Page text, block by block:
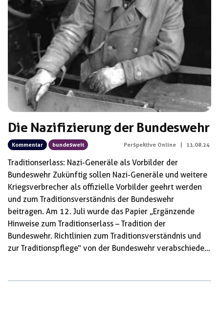
Die Nazifizierung der Bundeswehr
Kommentar bundesweit Perspektive Online | 11.08.24
Traditionserlass: Nazi-Generäle als Vorbilder der
Bundeswehr Zukünftig sollen Nazi-Generäle und weitere
Kriegsverbrecher als offizielle Vorbilder geehrt werden
und zum Traditionsverständnis der Bundeswehr
beitragen. Am 12. Juli wurde das Papier „Ergänzende
Hinweise zum Traditionserlass – Tradition der
Bundeswehr. Richtlinien zum Traditionsverständnis und
zur Traditionspflege“ von der Bundeswehr verabschiedet.